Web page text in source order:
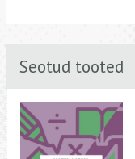
Seotud tooted